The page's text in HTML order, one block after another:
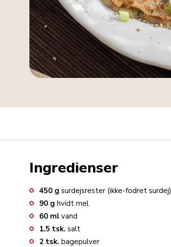
Ingredienser
450 g surdejsrester (ikke-fodret surdej)
90 g hvidt mel
60 ml vand
1.5 tsk. salt
2 tsk. bagepulver